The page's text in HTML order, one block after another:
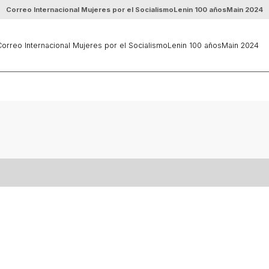
Correo Internacional Mujeres por el SocialismoLenin 100 añosMain 2024
Internacional Mujeres por el SocialismoLenin 100 añosMain 2024